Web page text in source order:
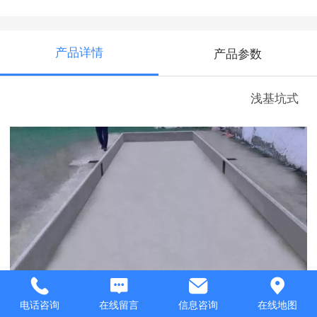
产品详情 产品参数
浅基坑式
电话咨询 在线留言 信息咨询 在线地图